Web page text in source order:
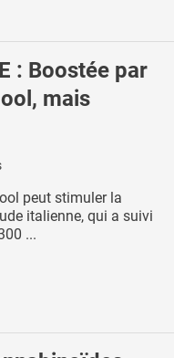
: Boostée par
mais
peut stimuler la
italienne, qui a suivi
...